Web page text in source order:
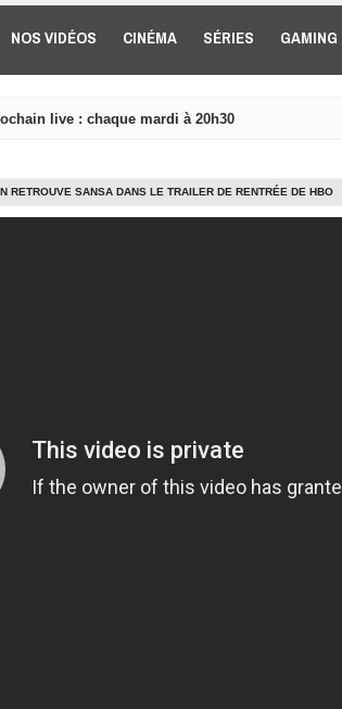
NOS VIDÉOS CINÉMA SÉRIES GAMING
live : chaque mardi à 20h30
RETROUVE SANSA DANS LE TRAILER DE RENTRÉE DE HBO